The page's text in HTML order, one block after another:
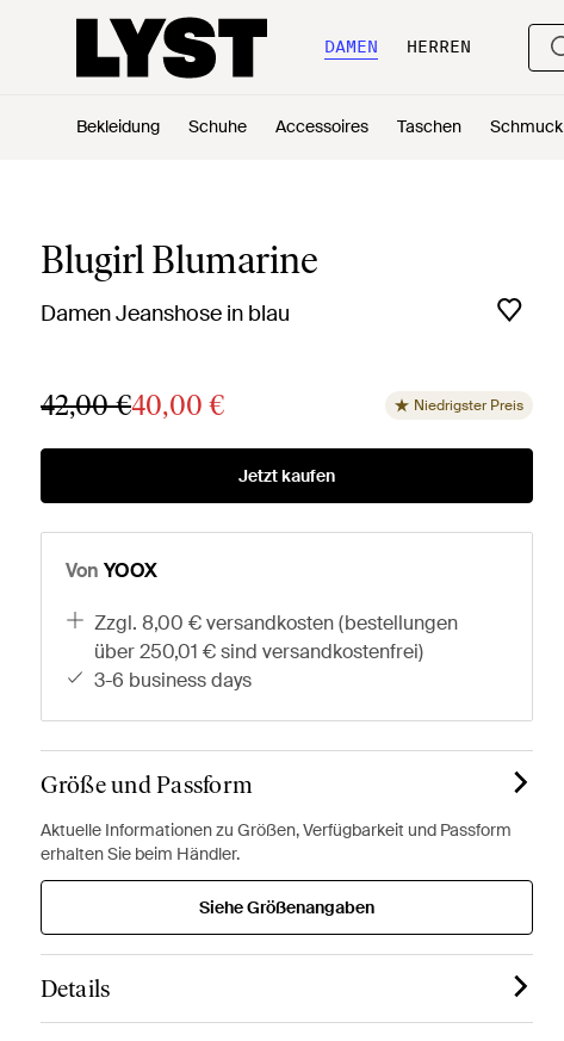
DAMEN HERREN
Bekleidung Schuhe Accessoires Taschen Schmuck
Blugirl Blumarine
Damen Jeanshose in blau
42,00 €40,00 € Niedrigster Preis
Jetzt kaufen
Von YOOX
zzgl. 8,00 € versandkosten (bestellungen
über 250,01 € sind versandkostenfrei)
3-6 business days
Größe und Passform
Aktuelle Informationen zu Größen, Verfügbarkeit und Passform
erhalten Sie beim Händler.
Siehe Größenangaben
Details